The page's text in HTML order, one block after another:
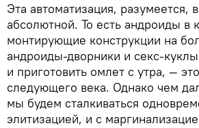
Эта автоматизация, разумеется,
абсолютной. То есть андроиды в
монтирующие конструкции на
андроиды-дворники и секс-
и приготовить омлет с утра, —
следующего века. Однако чем
мы будем сталкиваться
элитизацией, и с